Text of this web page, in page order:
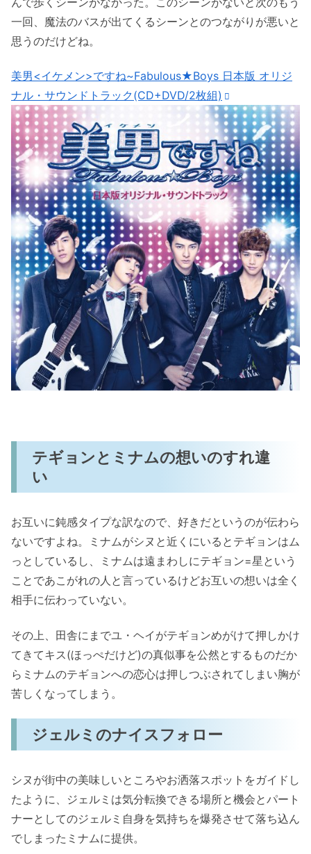
一回、魔法のバスが出てくるシーンとのつながりが悪いと
思うのだけどね。
美男<イケメン>ですね~Fabulous★Boys 日本版 オリジ
ナル・サウンドトラック(CD+DVD/2枚組)
テギョンとミナムの想いのすれ違
い
お互いに鈍感タイプな訳なので、好きだというのが伝わら
ないですよね。ミナムがシヌと近くにいるとテギョンはム
っとしているし、ミナムは遠まわしにテギョン=星という
ことであこがれの人と言っているけどお互いの想いは全く
相手に伝わっていない。
その上、田舎にまでユ・ヘイがテギョンめがけて押しかけ
てきてキス(ほっぺだけど)の真似事を公然とするものだか
らミナムのテギョンへの恋心は押しつぶされてしまい胸が
苦しくなってしまう。
ジェルミのナイスフォロー
シヌが街中の美味しいところやお洒落スポットをガイドし
たように、ジェルミは気分転換できる場所と機会とパート
ナーとしてのジェルミ自身を気持ちを爆発させて落ち込ん
でしまったミナムに提供。